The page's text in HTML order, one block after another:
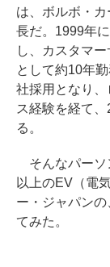
は、ボルボ・
長だ。1999年
し、カスタマ
として約10年
社採用となり
ス経験を経て
る。
そんなパーソ
以上のEV（電
ー・ジャパン
てみた。